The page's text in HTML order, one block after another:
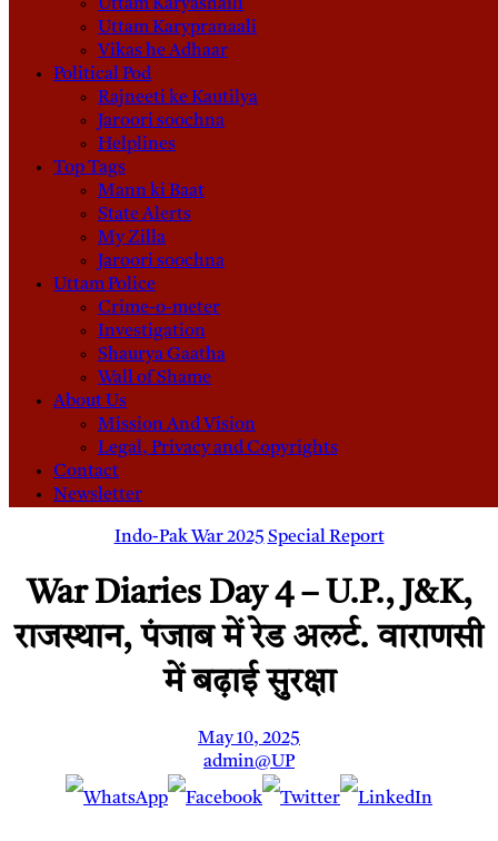
Uttam Karyashaili
Uttam Karypranaali
Vikas he Adhaar
Political Pod
Rajneeti ke Kautilya
Jaroori soochna
Helplines
Top Tags
Mann ki Baat
State Alerts
My Zilla
Jaroori soochna
Uttam Police
Crime-o-meter
Investigation
Shaurya Gaatha
Wall of Shame
About Us
Mission And Vision
Legal, Privacy and Copyrights
Contact
Newsletter
Indo-Pak War 2025 Special Report
War Diaries Day 4 – U.P., J&K,
राजस्थान, पंजाब में रेड अलर्ट. वाराणसी
में बढ़ाई सुरक्षा
May 10, 2025
admin@UP